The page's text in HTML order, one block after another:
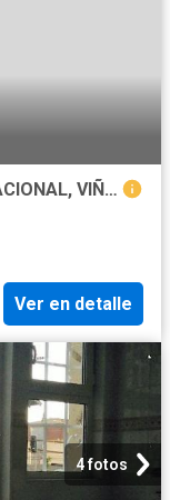
VENTA CASA, COMERCIAL O HABITACIONAL, VIÑA DEL MAR
Ver en detalle
4 fotos